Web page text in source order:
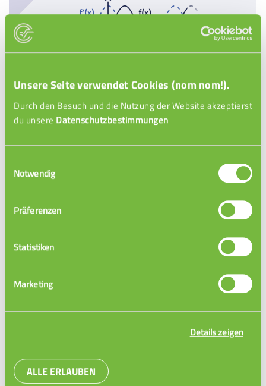
Unsere Seite verwendet Cookies (nom nom!).
Durch den Besuch und die Nutzung der Website akzeptierst
du unsere Datenschutzbestimmungen
Notwendig
Präferenzen
Statistiken
Marketing
Details zeigen
ALLE ERLAUBEN
Einführung Ableitung Sinus
Einführung Ableitung Cosinus